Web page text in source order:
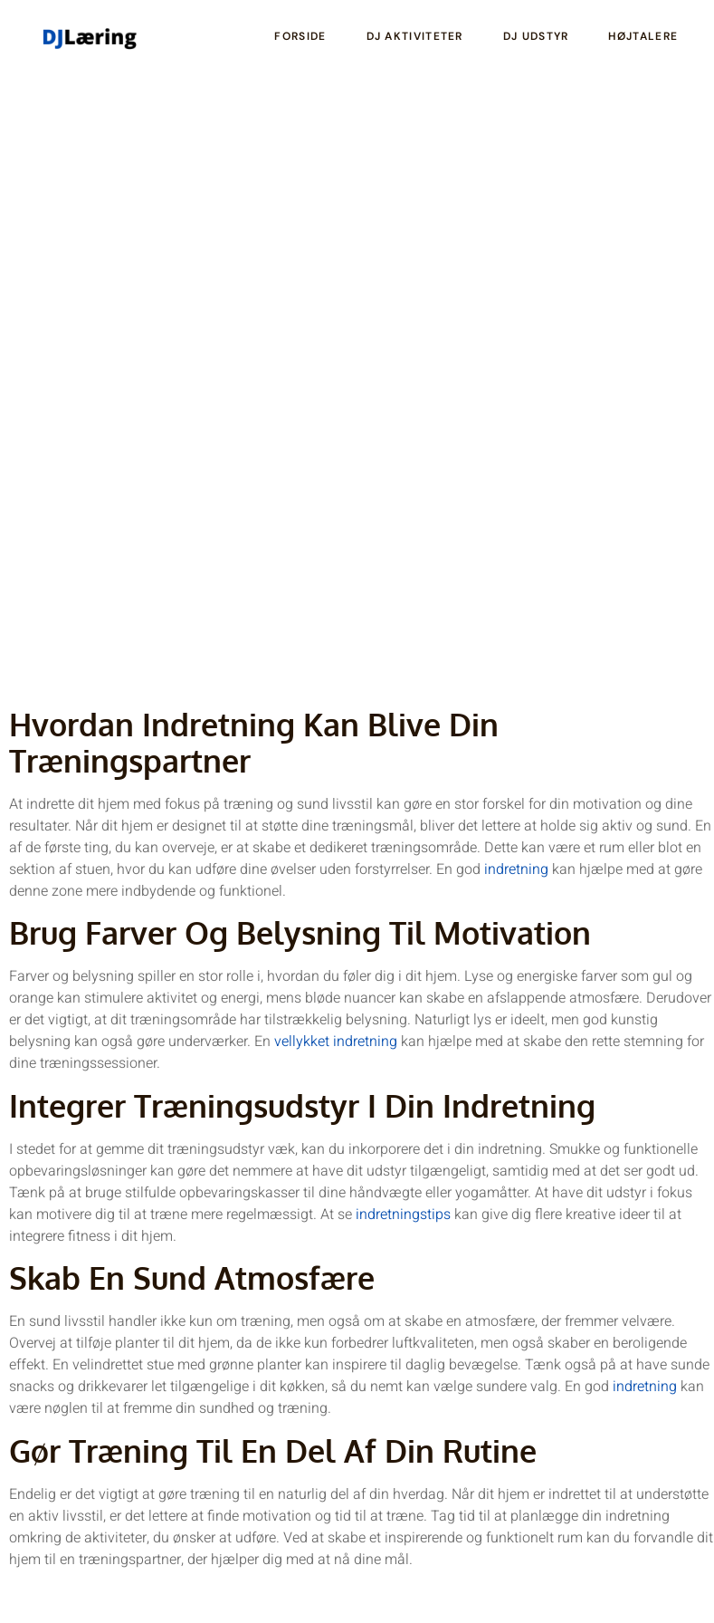
FORSIDE DJ AKTIVITETER DJ UDSTYR HØJTALERE
Hvordan Indretning Kan Blive Din
Træningspartner
At indrette dit hjem med fokus på træning og sund livsstil kan gøre en stor forskel for din motivation og dine
resultater. Når dit hjem er designet til at støtte dine træningsmål, bliver det lettere at holde sig aktiv og sund. En
af de første ting, du kan overveje, er at skabe et dedikeret træningsområde. Dette kan være et rum eller blot en
sektion af stuen, hvor du kan udføre dine øvelser uden forstyrrelser. En god indretning kan hjælpe med at gøre
denne zone mere indbydende og funktionel.
Brug Farver Og Belysning Til Motivation
Farver og belysning spiller en stor rolle i, hvordan du føler dig i dit hjem. Lyse og energiske farver som gul og
orange kan stimulere aktivitet og energi, mens bløde nuancer kan skabe en afslappende atmosfære. Derudover
er det vigtigt, at dit træningsområde har tilstrækkelig belysning. Naturligt lys er ideelt, men god kunstig
belysning kan også gøre underværker. En vellykket indretning kan hjælpe med at skabe den rette stemning for
dine træningssessioner.
Integrer Træningsudstyr I Din Indretning
I stedet for at gemme dit træningsudstyr væk, kan du inkorporere det i din indretning. Smukke og funktionelle
opbevaringsløsninger kan gøre det nemmere at have dit udstyr tilgængeligt, samtidig med at det ser godt ud.
Tænk på at bruge stilfulde opbevaringskasser til dine håndvægte eller yogamåtter. At have dit udstyr i fokus
kan motivere dig til at træne mere regelmæssigt. At se indretningstips kan give dig flere kreative ideer til at
integrere fitness i dit hjem.
Skab En Sund Atmosfære
En sund livsstil handler ikke kun om træning, men også om at skabe en atmosfære, der fremmer velvære.
Overvej at tilføje planter til dit hjem, da de ikke kun forbedrer luftkvaliteten, men også skaber en beroligende
effekt. En velindrettet stue med grønne planter kan inspirere til daglig bevægelse. Tænk også på at have sunde
snacks og drikkevarer let tilgængelige i dit køkken, så du nemt kan vælge sundere valg. En god indretning kan
være nøglen til at fremme din sundhed og træning.
Gør Træning Til En Del Af Din Rutine
Endelig er det vigtigt at gøre træning til en naturlig del af din hverdag. Når dit hjem er indrettet til at understøtte
en aktiv livsstil, er det lettere at finde motivation og tid til at træne. Tag tid til at planlægge din indretning
omkring de aktiviteter, du ønsker at udføre. Ved at skabe et inspirerende og funktionelt rum kan du forvandle dit
hjem til en træningspartner, der hjælper dig med at nå dine mål.